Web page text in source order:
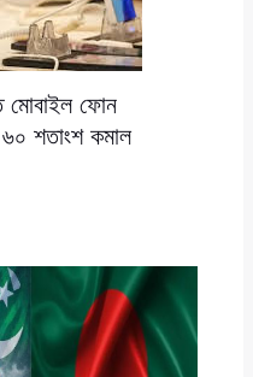
মোবাইল ফোন
শতাংশ কমাল